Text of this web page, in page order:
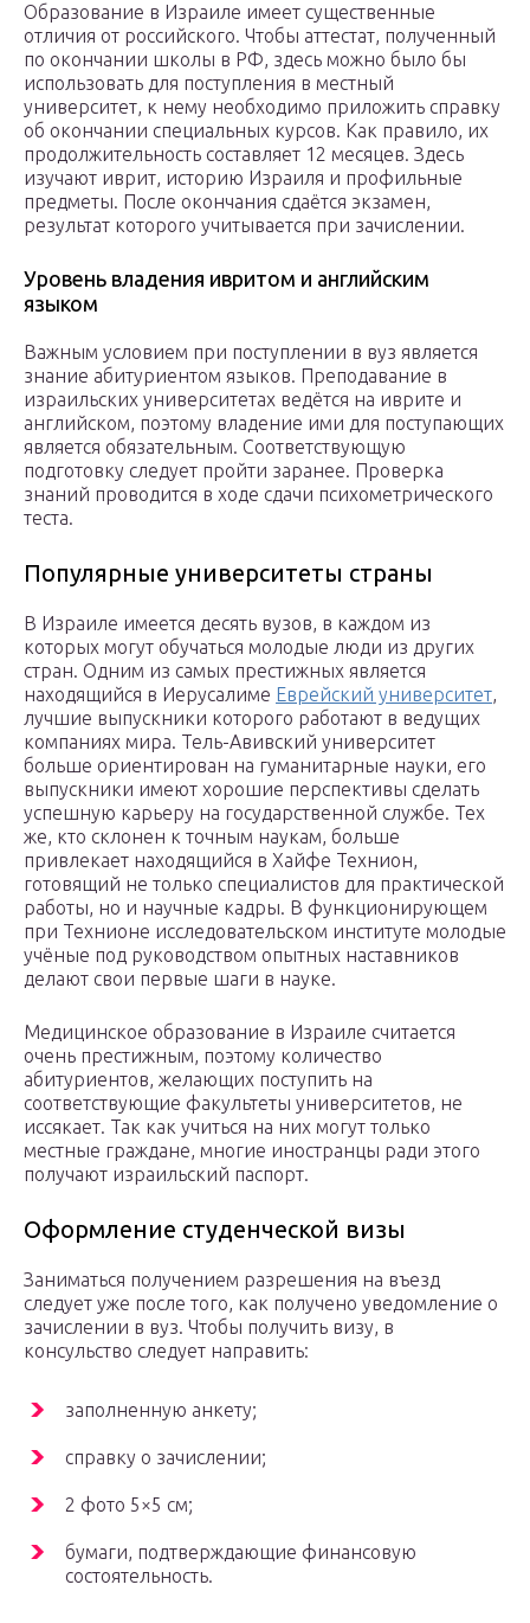
Образование в Израиле имеет существенные
отличия от российского. Чтобы аттестат, полученный
по окончании школы в РФ, здесь можно было бы
использовать для поступления в местный
университет, к нему необходимо приложить справку
об окончании специальных курсов. Как правило, их
продолжительность составляет 12 месяцев. Здесь
изучают иврит, историю Израиля и профильные
предметы. После окончания сдаётся экзамен,
результат которого учитывается при зачислении.
Уровень владения ивритом и английским
языком
Важным условием при поступлении в вуз является
знание абитуриентом языков. Преподавание в
израильских университетах ведётся на иврите и
английском, поэтому владение ими для поступающих
является обязательным. Соответствующую
подготовку следует пройти заранее. Проверка
знаний проводится в ходе сдачи психометрического
теста.
Популярные университеты страны
В Израиле имеется десять вузов, в каждом из
которых могут обучаться молодые люди из других
стран. Одним из самых престижных является
находящийся в Иерусалиме Еврейский университет,
лучшие выпускники которого работают в ведущих
компаниях мира. Тель-Авивский университет
больше ориентирован на гуманитарные науки, его
выпускники имеют хорошие перспективы сделать
успешную карьеру на государственной службе. Тех
же, кто склонен к точным наукам, больше
привлекает находящийся в Хайфе Технион,
готовящий не только специалистов для практической
работы, но и научные кадры. В функционирующем
при Технионе исследовательском институте молодые
учёные под руководством опытных наставников
делают свои первые шаги в науке.
Медицинское образование в Израиле считается
очень престижным, поэтому количество
абитуриентов, желающих поступить на
соответствующие факультеты университетов, не
иссякает. Так как учиться на них могут только
местные граждане, многие иностранцы ради этого
получают израильский паспорт.
Оформление студенческой визы
Заниматься получением разрешения на въезд
следует уже после того, как получено уведомление о
зачислении в вуз. Чтобы получить визу, в
консульство следует направить:
заполненную анкету;
справку о зачислении;
2 фото 5×5 см;
бумаги, подтверждающие финансовую
состоятельность.